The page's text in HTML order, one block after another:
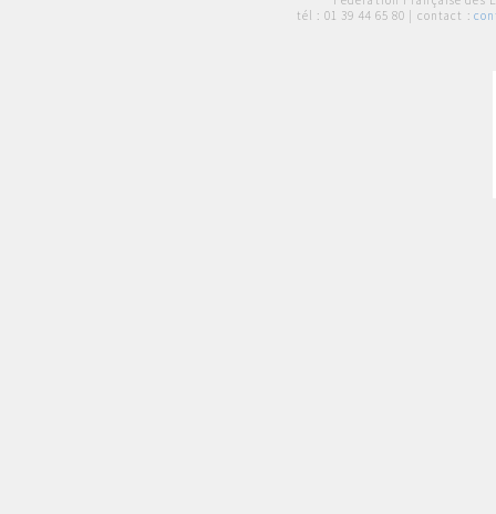
tél : 01 39 44 65 80 | contact :